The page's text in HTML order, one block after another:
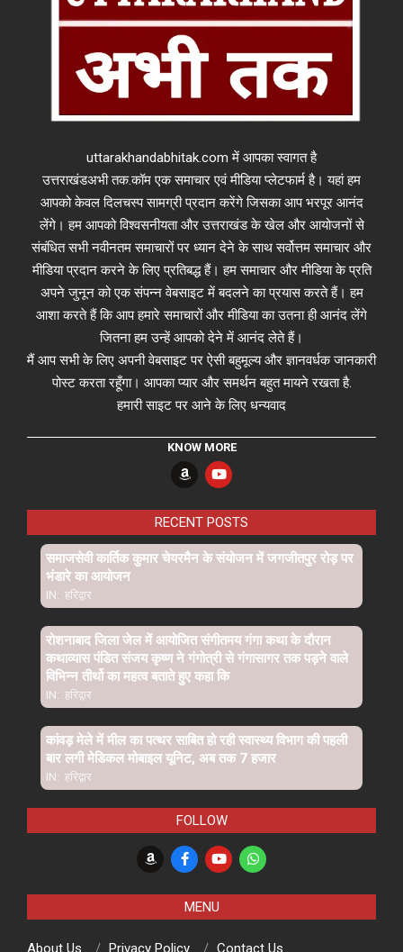
uttarakhandabhitak.com में आपका स्वागत है
उत्तराखंडअभी तक.कॉम एक समाचार एवं मीडिया प्लेटफार्म है। यहां हम
आपको केवल दिलचस्प सामग्री प्रदान करेंगे जिसका आप भरपूर आनंद
लेंगे। हम आपको विश्वसनीयता और उत्तराखंड के खेल और आयोजनों से
संबंधित सभी नवीनतम समाचारों पर ध्यान देने के साथ सर्वोत्तम समाचार और
मीडिया प्रदान करने के लिए प्रतिबद्ध हैं। हम समाचार और मीडिया के प्रति
अपने जुनून को एक संपन्न वेबसाइट में बदलने का प्रयास करते हैं। हम
आशा करते हैं कि आप हमारे समाचारों और मीडिया का उतना ही आनंद लेंगे
जितना हम उन्हें आपको देने में आनंद लेते हैं।
मैं आप सभी के लिए अपनी वेबसाइट पर ऐसी बहुमूल्य और ज्ञानवर्धक जानकारी
पोस्ट करता रहूँगा। आपका प्यार और समर्थन बहुत मायने रखता है.
हमारी साइट पर आने के लिए धन्यवाद
KNOW MORE
RECENT POSTS
समाजसेवी कार्तिक कुमार चेयरमैन के संयोजन में जगजीतपुर रोड़ पर
भंडारे का आयोजन
IN: हरिद्वार
रोशनाबाद जिला जेल में आयोजित संगीतमय गंगा कथा के दौरान
कथाव्यास पंडित संजय कृष्ण ने गंगोत्री से गंगासागर तक पड़ने वाले
विभिन्न तीर्थो का महत्व बताते हुए कहा कि
IN: हरिद्वार
कांवड़ मेले में मील का पत्थर साबित हो रही स्वास्थ्य विभाग की पहली
बार लगी मेडिकल मोबाइल यूनिट, अब तक 7 हजार
IN: हरिद्वार
FOLLOW
MENU
About Us Privacy Policy Contact Us